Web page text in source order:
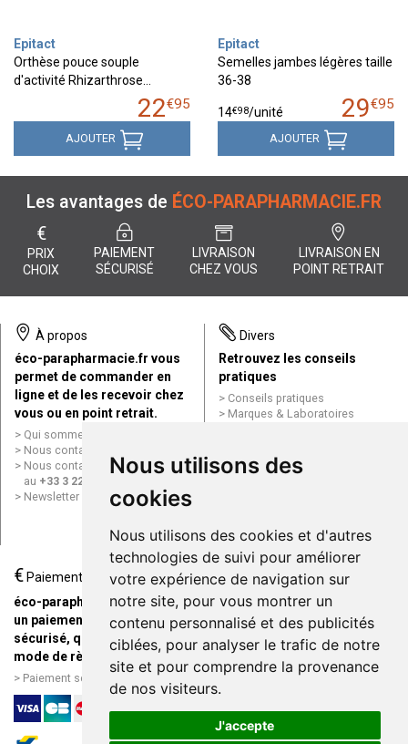
Nous utilisons des
cookies
Nous utilisons des cookies et d'autres
technologies de suivi pour améliorer
votre expérience de navigation sur
notre site, pour vous montrer un
contenu personnalisé et des publicités
ciblées, pour analyser le trafic de notre
site et pour comprendre la provenance
de nos visiteurs.
J'accepte
Epitact
Orthèse pouce souple
d'activité Rhizarthrose…
22€95
AJOUTER
Epitact
Semelles jambes légères taille
36-38
29€95
14€98/unité
AJOUTER
Les avantages de ÉCO-PARAPHARMACIE.FR
€
PRIX
CHOIX
PAIEMENT
SÉCURISÉ
LIVRAISON
CHEZ VOUS
LIVRAISON EN
POINT RETRAIT
À propos
éco-parapharmacie.fr vous
permet de commander en
ligne et de les recevoir chez
vous ou en point retrait.
Qui sommes nous ?
Nous contacter par e-mail
Nous contacter par téléphone
au +33 3 22 71 64 10
Newsletter
Divers
Retrouvez les conseils
pratiques
Conseils pratiques
Marques & Laboratoires
Mentions légales
Données personnelles
ligne
€ Paiement
éco-parapharmacie.fr offre
un paiement entièrement
sécurisé, quel que soit le
mode de règlement
Paiement sécurisé et simple
Livraison / Point retrait
Commandez en ligne et
recevez votre commande
rapidement chez vous ou en
point retrait
Livraison chez vous ou en